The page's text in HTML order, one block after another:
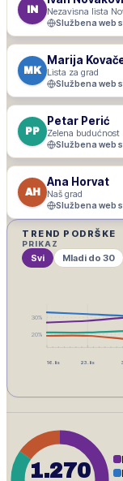
IN Nezavisna lista
Službena web
MK
Marija
Lista za grad
Službena web
PP
Petar Perić
Zelena budućnost
Službena web
AH
Ana Horvat
Naš grad
Službena web
TREND PODRŠKE
PRIKAZ
Svi Mladi do 30
20%
30%
16. lis 23. lis
1.270